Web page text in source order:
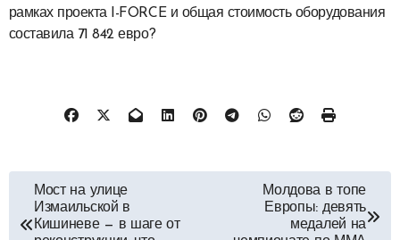
рамках проекта I-FORCE и общая стоимость оборудования
составила 71 842 евро?
Навигация
по
Мост на улице
Измаильской в
Кишиневе — в шаге от
Молдова в топе
Европы: девять
медалей на